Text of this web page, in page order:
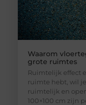
Waarom
grote ruimtes
Ruimtelijk effect
ruimte hebt, wil
ruimtelijk en
100×100 cm zijn